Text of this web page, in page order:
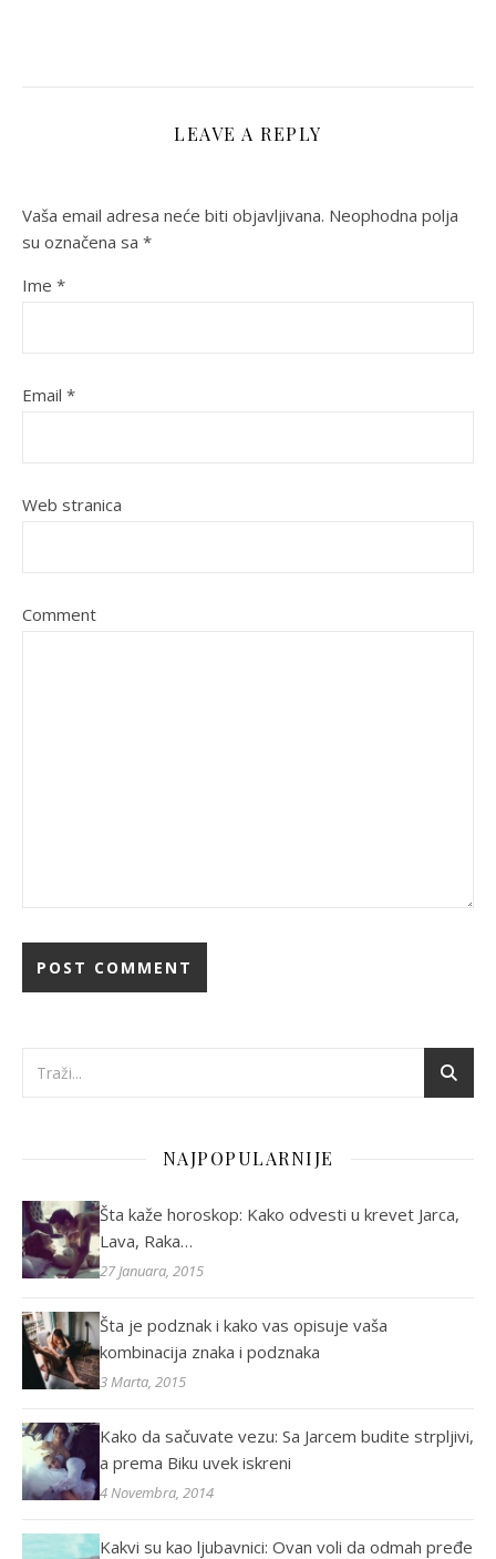
LEAVE A REPLY
Vaša email adresa neće biti objavljivana. Neophodna polja
su označena sa *
Ime *
Email *
Web stranica
Comment
NAJPOPULARNIJE
Šta kaže horoskop: Kako odvesti u krevet Jarca,
Lava, Raka…
27 Januara, 2015
Šta je podznak i kako vas opisuje vaša
kombinacija znaka i podznaka
3 Marta, 2015
Kako da sačuvate vezu: Sa Jarcem budite strpljivi,
a prema Biku uvek iskreni
4 Novembra, 2014
Kakvi su kao ljubavnici: Ovan voli da odmah pređe